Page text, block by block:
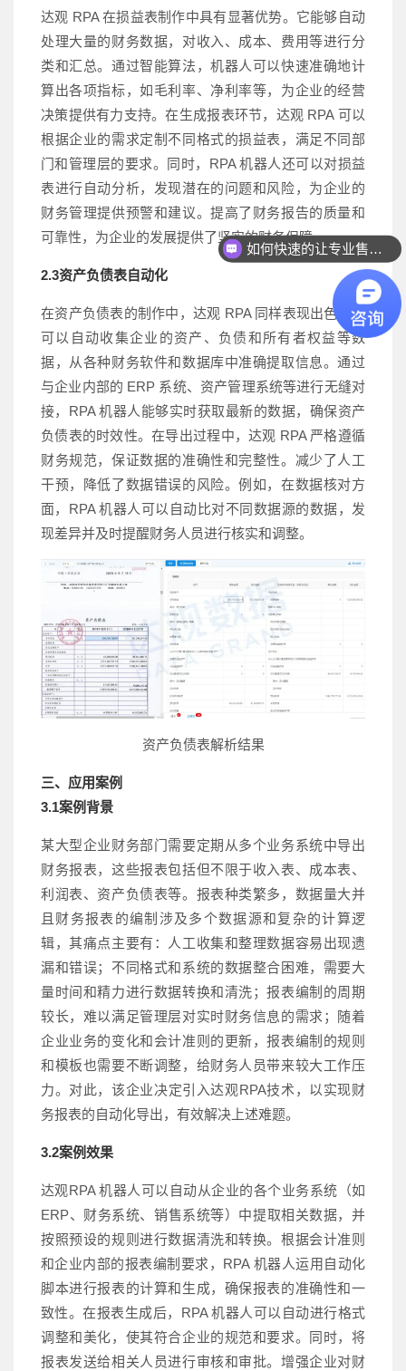
达观 RPA 在损益表制作中具有显著优势。它能够自动
处理大量的财务数据，对收入、成本、费用等进行分
类和汇总。通过智能算法，机器人可以快速准确地计
算出各项指标，如毛利率、净利率等，为企业的经营
决策提供有力支持。在生成报表环节，达观 RPA 可以
根据企业的需求定制不同格式的损益表，满足不同部
门和管理层的要求。同时，RPA 机器人还可以对损益
表进行自动分析，发现潜在的问题和风险，为企业的
财务管理提供预警和建议。提高了财务报告的质量和
可靠性，为企业的发展提供了坚实的财务保障。
2.3资产负债表自动化
在资产负债表的制作中，达观 RPA 同样表现出色。它
可以自动收集企业的资产、负债和所有者权益等数
据，从各种财务软件和数据库中准确提取信息。通过
与企业内部的 ERP 系统、资产管理系统等进行无缝对
接，RPA 机器人能够实时获取最新的数据，确保资产
负债表的时效性。在导出过程中，达观 RPA 严格遵循
财务规范，保证数据的准确性和完整性。减少了人工
干预，降低了数据错误的风险。例如，在数据核对方
面，RPA 机器人可以自动比对不同数据源的数据，发
现差异并及时提醒财务人员进行核实和调整。
资产负债表解析结果
三、应用案例
3.1案例背景
某大型企业财务部门需要定期从多个业务系统中导出
财务报表，这些报表包括但不限于收入表、成本表、
利润表、资产负债表等。报表种类繁多，数据量大并
且财务报表的编制涉及多个数据源和复杂的计算逻
辑，其痛点主要有：人工收集和整理数据容易出现遗
漏和错误；不同格式和系统的数据整合困难，需要大
量时间和精力进行数据转换和清洗；报表编制的周期
较长，难以满足管理层对实时财务信息的需求；随着
企业业务的变化和会计准则的更新，报表编制的规则
和模板也需要不断调整，给财务人员带来较大工作压
力。对此，该企业决定引入达观RPA技术，以实现财
务报表的自动化导出，有效解决上述难题。
3.2案例效果
达观RPA 机器人可以自动从企业的各个业务系统（如
ERP、财务系统、销售系统等）中提取相关数据，并
按照预设的规则进行数据清洗和转换。根据会计准则
和企业内部的报表编制要求，RPA 机器人运用自动化
脚本进行报表的计算和生成，确保报表的准确性和一
致性。在报表生成后，RPA 机器人可以自动进行格式
调整和美化，使其符合企业的规范和要求。同时，将
报表发送给相关人员进行审核和审批。增强企业对财
如何快速联系人工客服？